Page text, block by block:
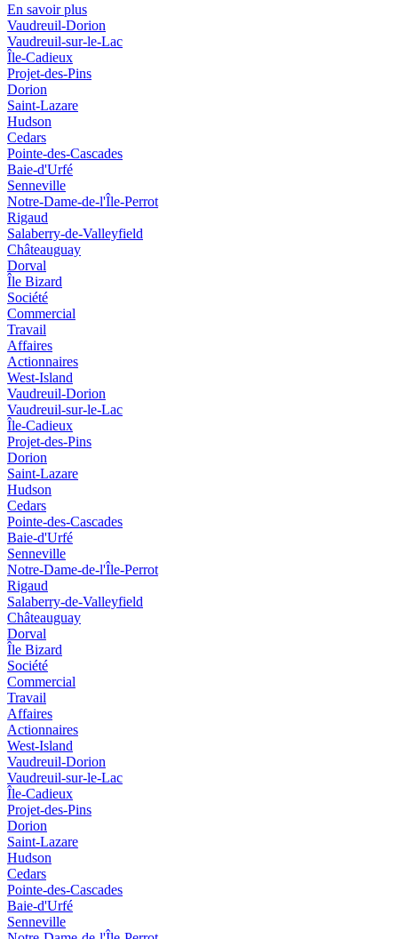
En savoir plus
Vaudreuil-Dorion
Vaudreuil-sur-le-Lac
Île-Cadieux
Projet-des-Pins
Dorion
Saint-Lazare
Hudson
Cedars
Pointe-des-Cascades
Baie-d'Urfé
Senneville
Notre-Dame-de-l'Île-Perrot
Rigaud
Salaberry-de-Valleyfield
Châteauguay
Dorval
Île Bizard
Société
Commercial
Travail
Affaires
Actionnaires
West-Island
Vaudreuil-Dorion
Vaudreuil-sur-le-Lac
Île-Cadieux
Projet-des-Pins
Dorion
Saint-Lazare
Hudson
Cedars
Pointe-des-Cascades
Baie-d'Urfé
Senneville
Notre-Dame-de-l'Île-Perrot
Rigaud
Salaberry-de-Valleyfield
Châteauguay
Dorval
Île Bizard
Société
Commercial
Travail
Affaires
Actionnaires
West-Island
Vaudreuil-Dorion
Vaudreuil-sur-le-Lac
Île-Cadieux
Projet-des-Pins
Dorion
Saint-Lazare
Hudson
Cedars
Pointe-des-Cascades
Baie-d'Urfé
Senneville